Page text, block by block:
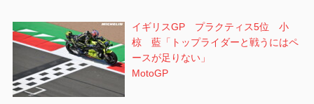
イギリスGP プラクティス5位 小
椋 藍「トップライダーと戦うにはペ
ースが足りない」
MotoGP